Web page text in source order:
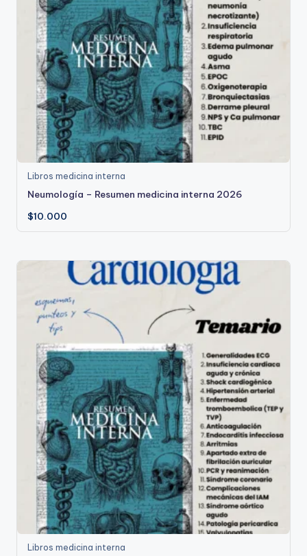
Libros medicina interna
Neumología – Resumen medicina interna 2026
$10.000
Libros medicina interna